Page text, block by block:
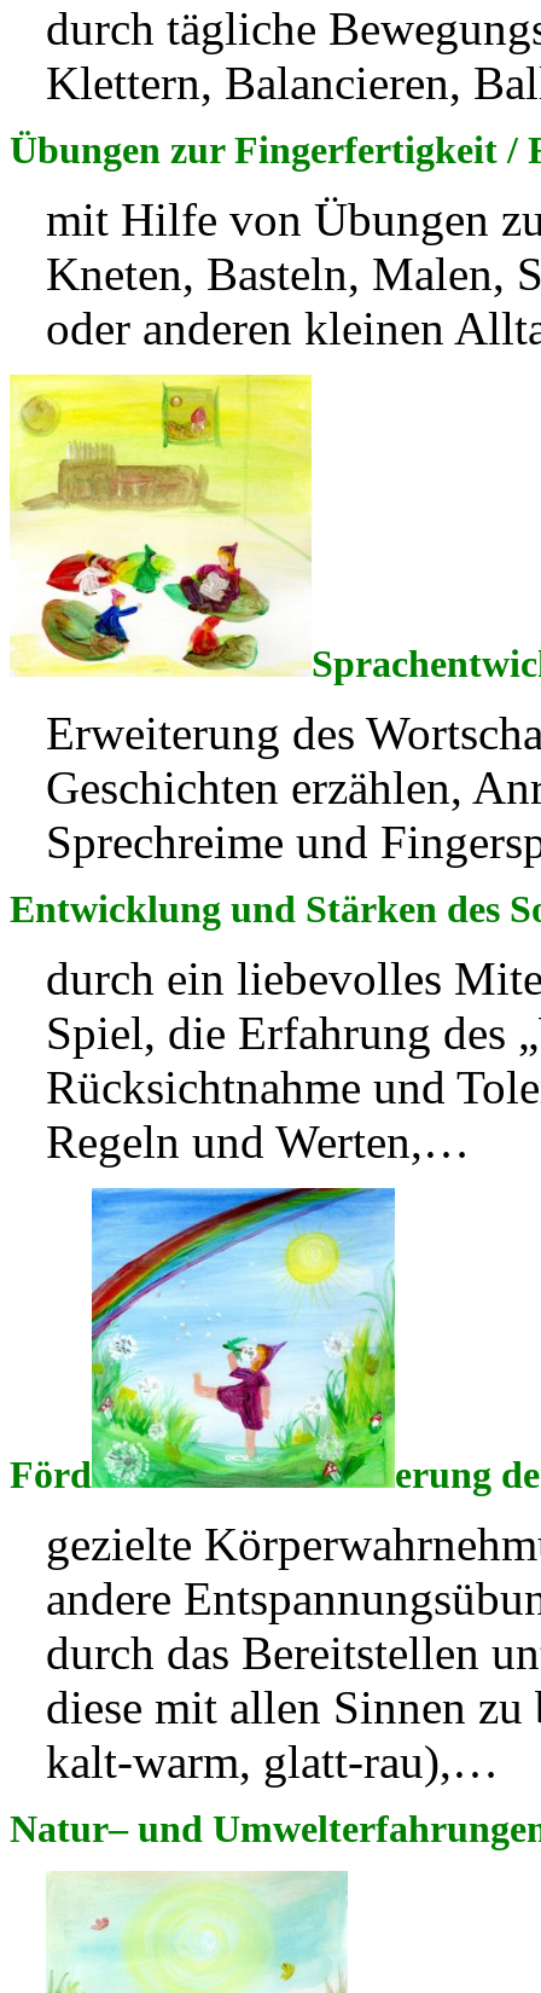
durch tägliche
Klettern, Balancieren,
Übungen zur Fingerfertigkeit /
mit Hilfe von Übungen
Kneten, Basteln, Malen,
oder anderen kleinen
Erweiterung des
Geschichten erzählen,
Sprechreime und
Entwicklung und Stärken des
durch ein liebevolles
Spiel, die Erfahrung des
Rücksichtnahme und
Regeln und Werten,…
Förd erung
gezielte
andere
durch das Bereitstellen
diese mit allen Sinnen
kalt-warm, glatt-rau),…
Natur– und